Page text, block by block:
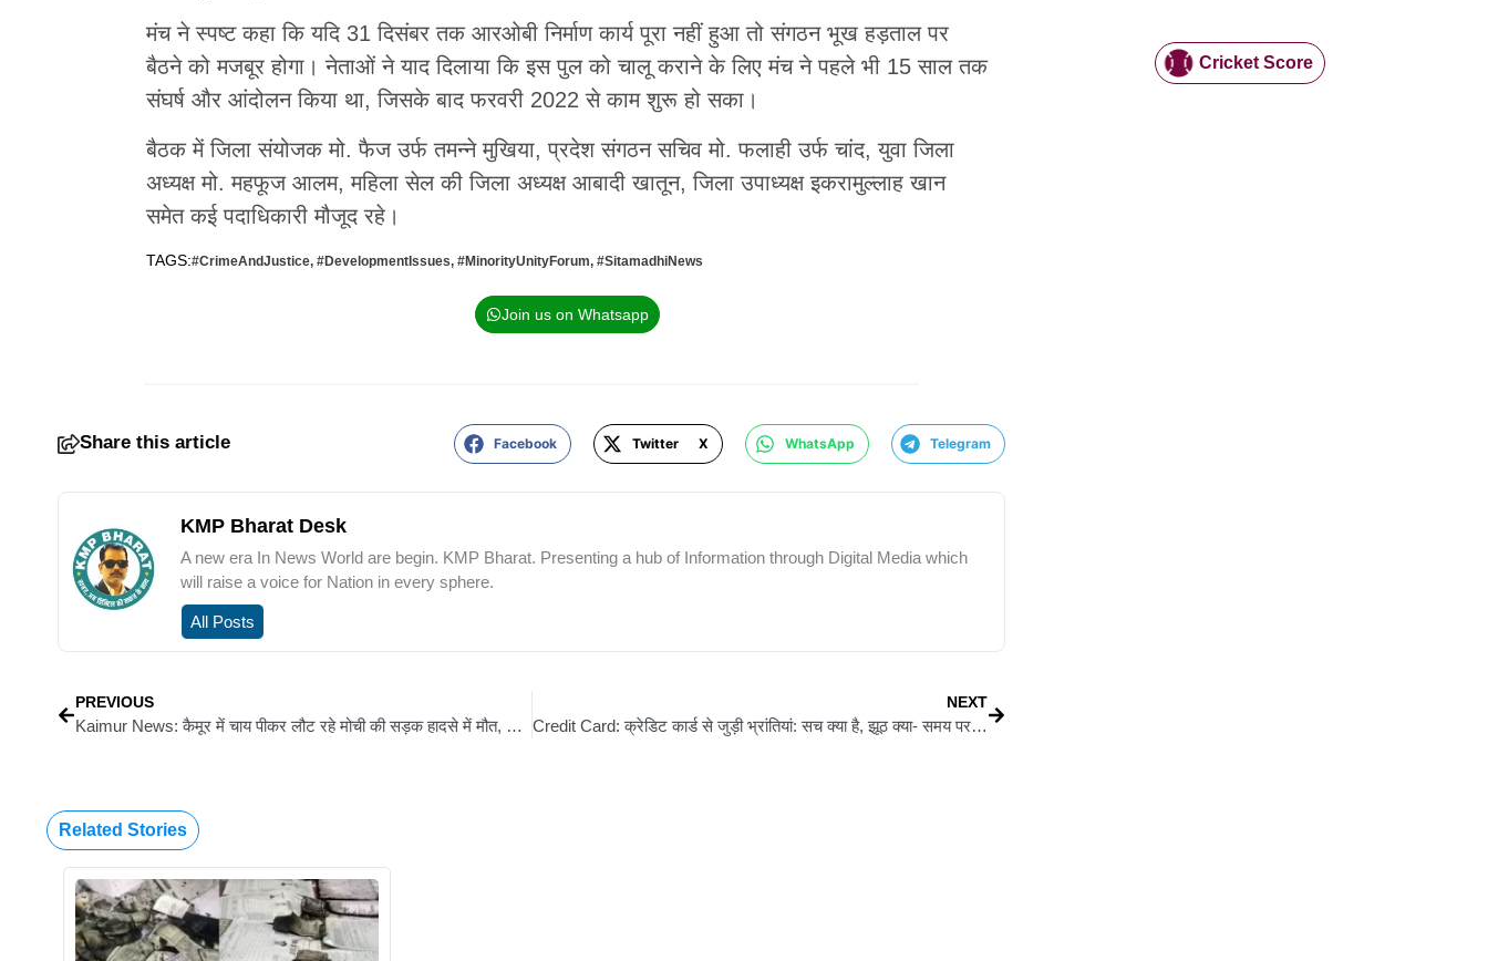
मंच ने स्पष्ट कहा कि यदि 31 दिसंबर तक आरओबी निर्माण कार्य पूरा नहीं हुआ तो संगठन भूख हड़ताल पर
बैठने को मजबूर होगा। नेताओं ने याद दिलाया कि इस पुल को चालू कराने के लिए मंच ने पहले भी 15 साल तक
संघर्ष और आंदोलन किया था, जिसके बाद फरवरी 2022 से काम शुरू हो सका।
बैठक में जिला संयोजक मो. फैज उर्फ तमन्ने मुखिया, प्रदेश संगठन सचिव मो. फलाही उर्फ चांद, युवा जिला
अध्यक्ष मो. महफूज आलम, महिला सेल की जिला अध्यक्ष आबादी खातून, जिला उपाध्यक्ष इकरामुल्लाह खान
समेत कई पदाधिकारी मौजूद रहे।
TAGS:#CrimeAndJustice, #DevelopmentIssues, #MinorityUnityForum, #SitamadhiNews
Join us on Whatsapp
Share this article Facebook Twitter X WhatsApp Telegram
KMP Bharat Desk
A new era In News World are begin. KMP Bharat. Presenting a hub of Information through Digital Media which
will raise a voice for Nation in every sphere.
All Posts
PREVIOUS
Kaimur News: कैमूर में चाय पीकर लौट रहे मोची की सड़क हादसे में मौत, ट्रक छोड़ फरार हुआ चालक
NEXT
Credit Card: क्रेडिट कार्ड से जुड़ी भ्रांतियां: सच क्या है, झूठ क्या- समय पर पेमेंट और सावधानी से मिलेगा फायदा
Cricket Score
Related Stories